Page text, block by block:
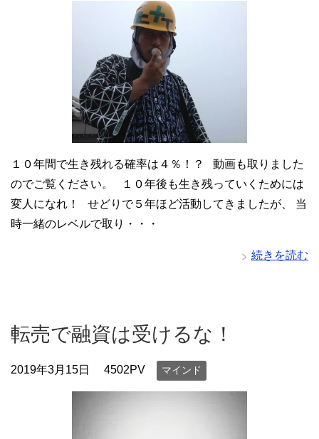
１０年間で生き残れる確率は４％！？ 動画も取りました
のでご覧ください。 １０年後も生き残っていくためには
変人になれ！ せどりで５年ほど活動してきましたが、 当
時一緒のレベルで取り・・・
続きを読む
転売で融資は受けるな！
2019年3月15日 4502PV マインド